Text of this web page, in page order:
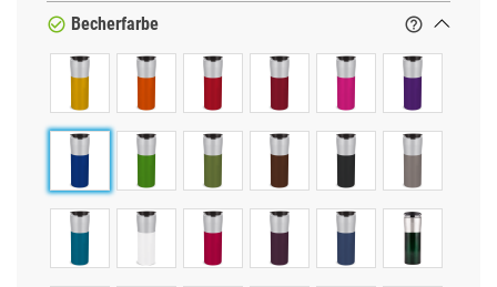

 Becherfarbe